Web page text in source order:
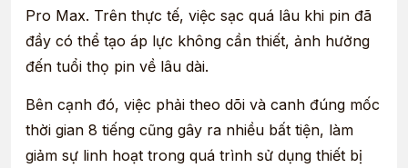
Pro Max. Trên thực tế, việc sạc quá lâu khi pin đã
đầy có thể tạo áp lực không cần thiết, ảnh hưởng
đến tuổi thọ pin về lâu dài.
Bên cạnh đó, việc phải theo dõi và canh đúng mốc
thời gian 8 tiếng cũng gây ra nhiều bất tiện, làm
giảm sự linh hoạt trong quá trình sử dụng thiết bị